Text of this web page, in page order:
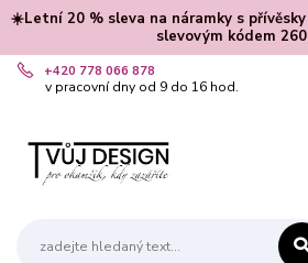
☀️Letní 20 % sleva na náramky s
slevovým kódem
+420 778 066 878
v pracovní dny od 9 do 16 hod.